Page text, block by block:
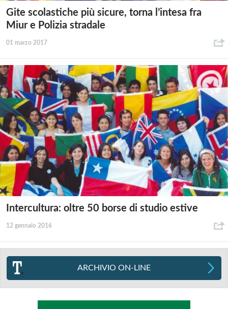
Gite scolastiche più sicure, torna l’intesa fra
Miur e Polizia stradale
01 marzo 2017
Intercultura: oltre 50 borse di studio estive
12 gennaio 2016
ARCHIVIO ON-LINE